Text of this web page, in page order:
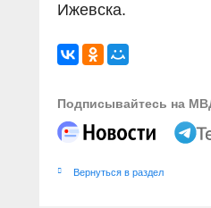
Ижевска.
Подписывайтесь на
Вернуться в раздел